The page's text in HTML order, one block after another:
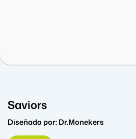
Saviors
Diseñado por:Dr.Monekers